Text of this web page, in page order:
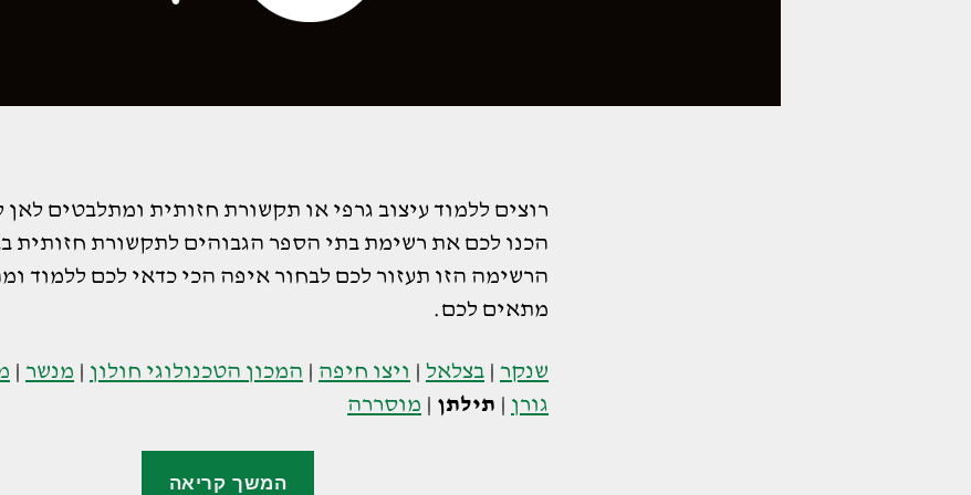
רוצים ללמוד עיצוב גרפי או תקשורת חזותית ומתלבטים לאן
הכנו לכם את רשימת בתי הספר הגבוהים לתקשורת חזותית
הרשימה הזו תעזור לכם לבחור איפה הכי כדאי לכם ללמוד
מתאים לכם.
שנקר | בצלאל | ויצו חיפה | המכון הטכנולוגי חולון | מנשר |
גורן | תילתן | מוסררה
המשך קריאה